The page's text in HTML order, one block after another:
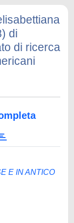
di
di ricerca
E IN ANTICO